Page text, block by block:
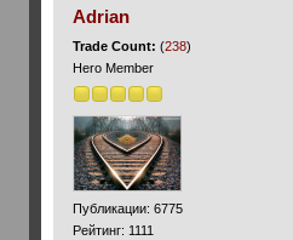
Adrian
Trade Count: (238)
Hero Member
Публикации: 6775
Рейтинг: 1111